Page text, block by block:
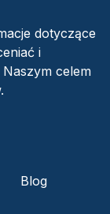
dotyczące
i
celem
Blog